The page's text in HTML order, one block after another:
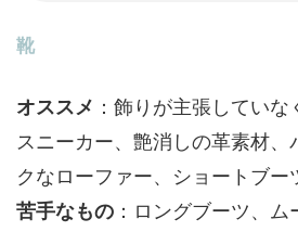
靴
オススメ ：飾りが主張していな
スニーカー、艶消しの革素材、
クなローファー、ショートブー
苦手なもの ：ロングブーツ、